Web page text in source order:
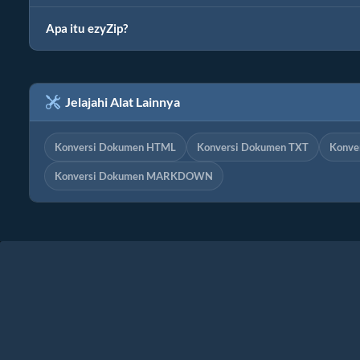
Apa itu ezyZip?
Jelajahi Alat Lainnya
Konversi Dokumen HTML Konversi Dokumen TXT
Konversi Dokumen MARKDOWN